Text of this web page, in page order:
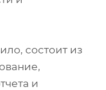
состоит из
и